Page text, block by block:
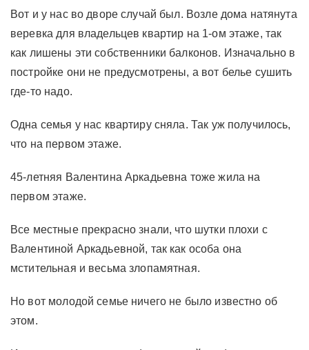
Вот и у нас во дворе случай был. Возле дома натянута
веревка для владельцев квартир на 1-ом этаже, так
как лишены эти собственники балконов. Изначально в
постройке они не предусмотрены, а вот белье сушить
где-то надо.
Одна семья у нас квартиру сняла. Так уж получилось,
что на первом этаже.
45-летняя Валентина Аркадьевна тоже жила на
первом этаже.
Все местные прекрасно знали, что шутки плохи с
Валентиной Аркадьевной, так как особа она
мстительная и весьма злопамятная.
Но вот молодой семье ничего не было известно об
этом.